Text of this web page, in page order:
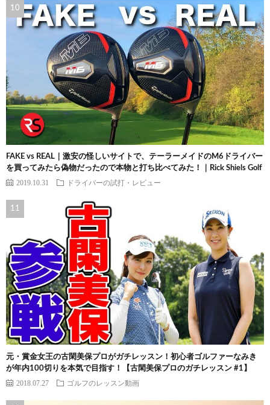
FAKE vs REAL｜激安の怪しいサイトで、テーラーメイドのM6ドライバー
を買ってみたら偽物だったので本物と打ち比べてみた！｜Rick Shiels Golf
2019.10.31 ドライバーの試打・レビュー
元・賞金女王の古閑美保プロがガチレッスン！初心者ゴルファーなみき
が年内100切りを本気で目指す！【古閑美保プロのガチレッスン #1】
2018.07.27 ゴルフのレッスン動画